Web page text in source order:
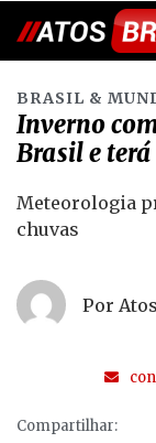
BRASIL &
Inverno
Brasil e
Meteorologia
chuvas
Por
Compartilhar: